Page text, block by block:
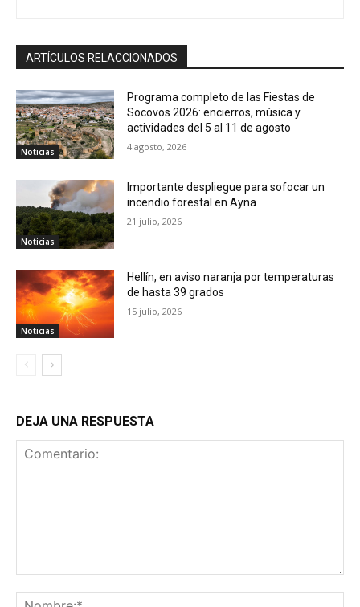
ARTÍCULOS RELACCIONADOS
Noticias
Programa completo de las Fiestas de
Socovos 2026: encierros, música y
actividades del 5 al 11 de agosto
4 agosto, 2026
Noticias
Importante despliegue para sofocar un
incendio forestal en Ayna
21 julio, 2026
Noticias
Hellín, en aviso naranja por temperaturas
de hasta 39 grados
15 julio, 2026
DEJA UNA RESPUESTA